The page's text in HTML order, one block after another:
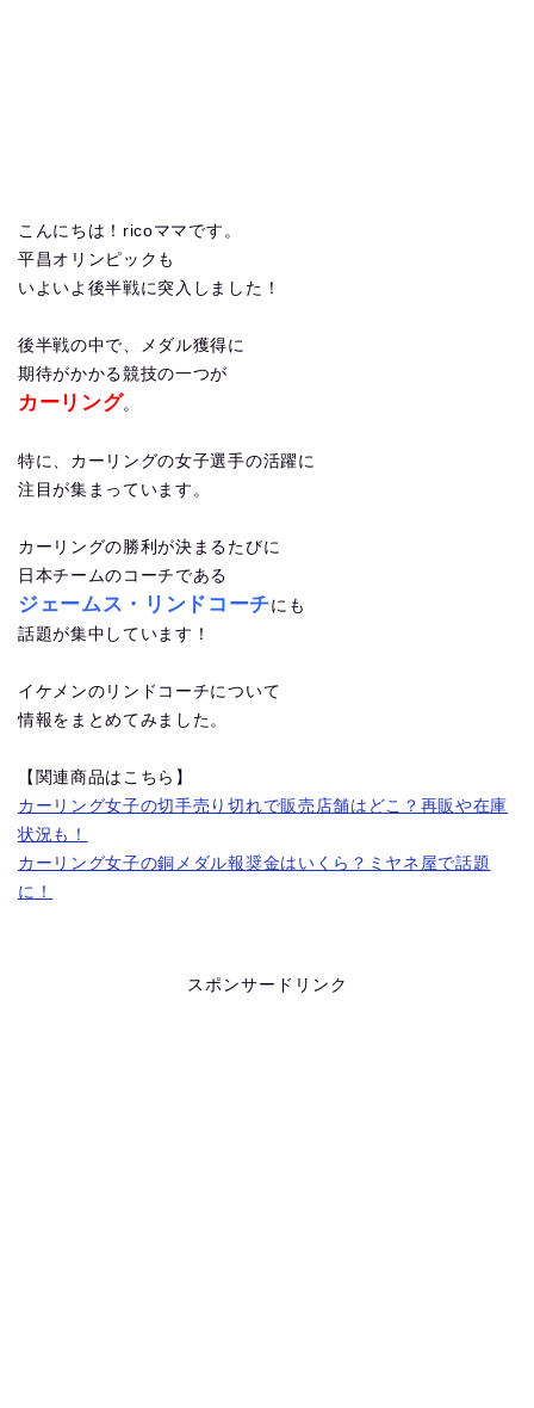
こんにちは！ricoママです。
平昌オリンピックも
いよいよ後半戦に突入しました！
後半戦の中で、メダル獲得に
期待がかかる競技の一つが
カーリング。
特に、カーリングの女子選手の活躍に
注目が集まっています。
カーリングの勝利が決まるたびに
日本チームのコーチである
ジェームス・リンドコーチにも
話題が集中しています！
イケメンのリンドコーチについて
情報をまとめてみました。
【関連商品はこちら】
カーリング女子の切手売り切れで販売店舗はどこ？再販や在庫
状況も！
カーリング女子の銅メダル報奨金はいくら？ミヤネ屋で話題
に！
スポンサードリンク